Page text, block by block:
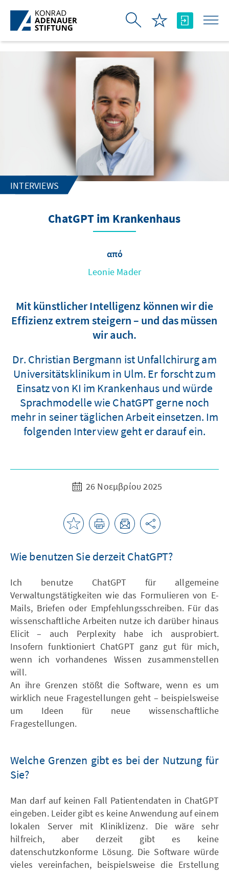
Skip to Main Content
INTERVIEWS
ChatGPT im Krankenhaus
από
Leonie Mader
Mit künstlicher Intelligenz können wir die
Effizienz extrem steigern – und das müssen
wir auch.
Dr. Christian Bergmann ist Unfallchirurg am
Universitätsklinikum in Ulm. Er forscht zum
Einsatz von KI im Krankenhaus und würde
Sprachmodelle wie ChatGPT gerne noch
mehr in seiner täglichen Arbeit einsetzen. Im
folgenden Interview geht er darauf ein.
26 Νοεμβρίου 2025
Wie benutzen Sie derzeit ChatGPT?
Ich benutze ChatGPT für allgemeine
Verwaltungstätigkeiten wie das Formulieren von E-
Mails, Briefen oder Empfehlungsschreiben. Für das
wissenschaftliche Arbeiten nutze ich darüber hinaus
Elicit – auch Perplexity habe ich ausprobiert.
Insofern funktioniert ChatGPT ganz gut für mich,
wenn ich vorhandenes Wissen zusammenstellen
will.
An ihre Grenzen stößt die Software, wenn es um
wirklich neue Fragestellungen geht – beispielsweise
um Ideen für neue wissenschaftliche
Fragestellungen.
Welche Grenzen gibt es bei der Nutzung für
Sie?
Man darf auf keinen Fall Patientendaten in ChatGPT
eingeben. Leider gibt es keine Anwendung auf einem
lokalen Server mit Kliniklizenz. Die wäre sehr
hilfreich, aber derzeit gibt es keine
datenschutzkonforme Lösung. Die Software würde
vieles vereinfachen, beispielsweise die Erstellung